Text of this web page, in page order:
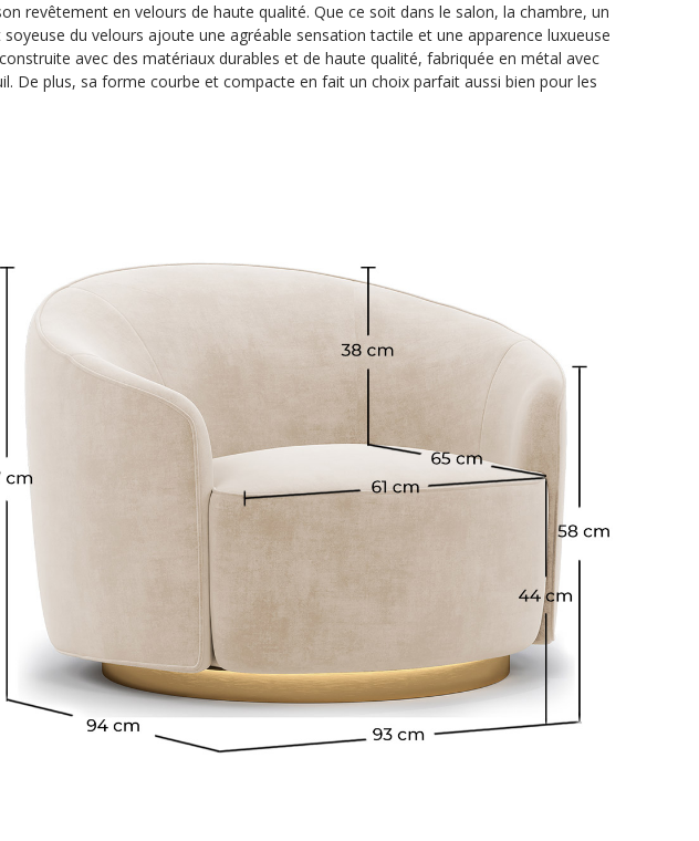
revêtement en velours de haute qualité. Que ce soit dans le salon, la chambre, un
du velours ajoute une agréable sensation tactile et une apparence luxueuse
avec des matériaux durables et de haute qualité, fabriquée en métal avec
plus, sa forme courbe et compacte en fait un choix parfait aussi bien pour les